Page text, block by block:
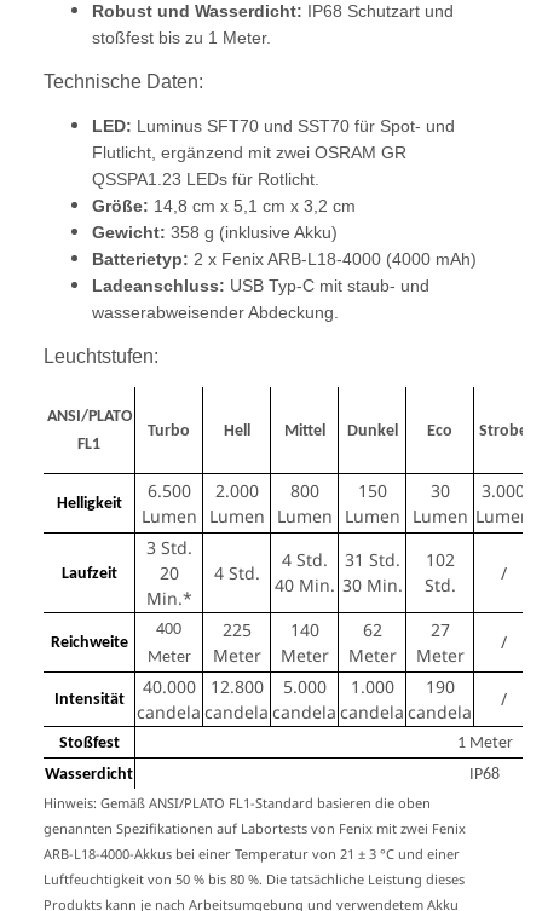
Robust und Wasserdicht: IP68 Schutzart und
stoßfest bis zu 1 Meter.
Technische Daten:
LED: Luminus SFT70 und SST70 für Spot- und
Flutlicht, ergänzend mit zwei OSRAM GR
QSSPA1.23 LEDs für Rotlicht.
Größe: 14,8 cm x 5,1 cm x 3,2 cm
Gewicht: 358 g (inklusive Akku)
Batterietyp: 2 x Fenix ARB-L18-4000 (4000 mAh)
Ladeanschluss: USB Typ-C mit staub- und
wasserabweisender Abdeckung.
Leuchtstufen:
ANSI/PLATO
FL1
Turbo Hell Mittel Dunkel Eco Strobe
Helligkeit
6.500
Lumen
2.000
Lumen
800
Lumen
150
Lumen
30
Lumen
3.000
Lumen
Laufzeit
3 Std.
20
Min.*
4 Std.
4 Std.
40 Min.
31 Std.
30 Min.
102
Std.
/
Reichweite
400
Meter
225
Meter
140
Meter
62
Meter
27
Meter
/
Intensität
40.000
candela
12.800
candela
5.000
candela
1.000
candela
190
candela
/
Stoßfest
1 Meter
Wasserdicht
IP68
Hinweis: Gemäß ANSI/PLATO FL1-Standard basieren die oben
genannten Spezifikationen auf Labortests von Fenix ​​mit zwei Fenix ​​
ARB-L18-4000-Akkus bei einer Temperatur von 21 ± 3 °C und einer
Luftfeuchtigkeit von 50 % bis 80 %. Die tatsächliche Leistung dieses
Produkts kann je nach Arbeitsumgebung und verwendetem Akku